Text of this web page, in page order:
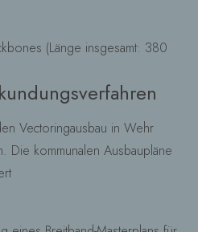
(Länge insgesamt: 380
Vectoringausbau in Wehr
Die kommunalen Ausbaupläne